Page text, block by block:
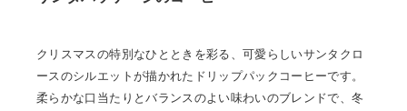
クリスマスの特別なひとときを彩る、可愛らしいサンタクロ
ースのシルエットが描かれたドリップパックコーヒーです。
柔らかな口当たりとバランスのよい味わいのブレンドで、冬